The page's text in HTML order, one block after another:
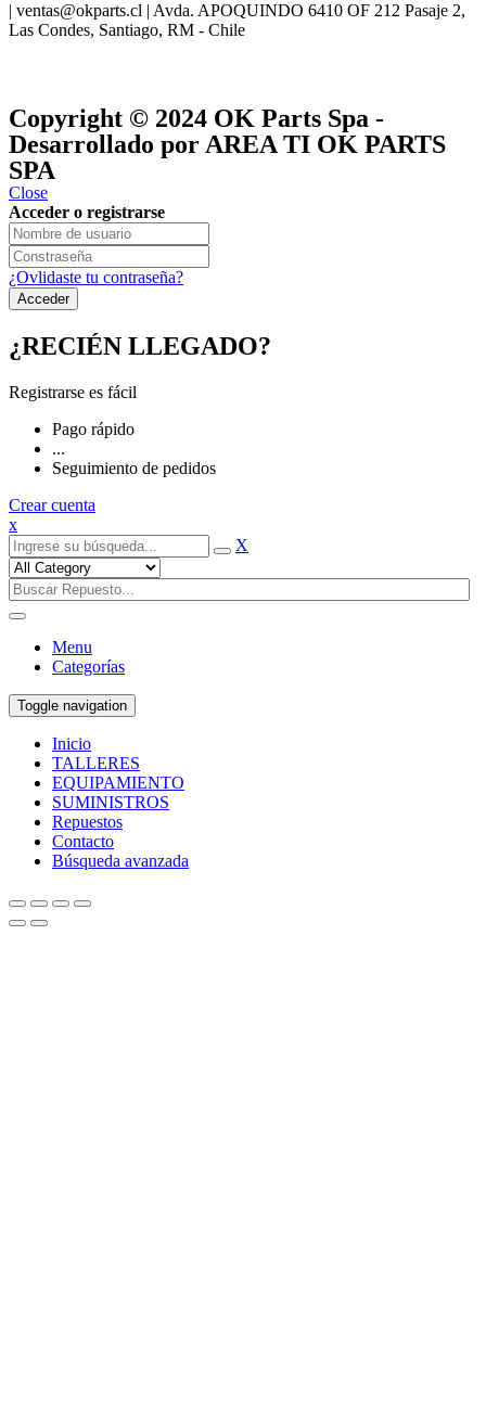
| ventas@okparts.cl | Avda. APOQUINDO 6410 OF 212 Pasaje 2,
Las Condes, Santiago, RM - Chile
Copyright © 2024 OK Parts Spa -
Desarrollado por AREA TI OK PARTS
SPA
Close
Acceder o registrarse
¿Ovlidaste tu contraseña?
¿RECIÉN LLEGADO?
Registrarse es fácil
Pago rápido
...
Seguimiento de pedidos
Crear cuenta
x
X
Menu
Categorías
Toggle navigation
Inicio
TALLERES
EQUIPAMIENTO
SUMINISTROS
Repuestos
Contacto
Búsqueda avanzada